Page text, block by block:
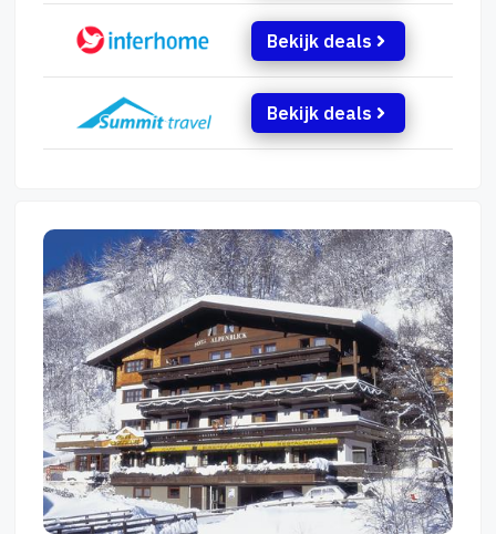
Bekijk deals
Bekijk deals